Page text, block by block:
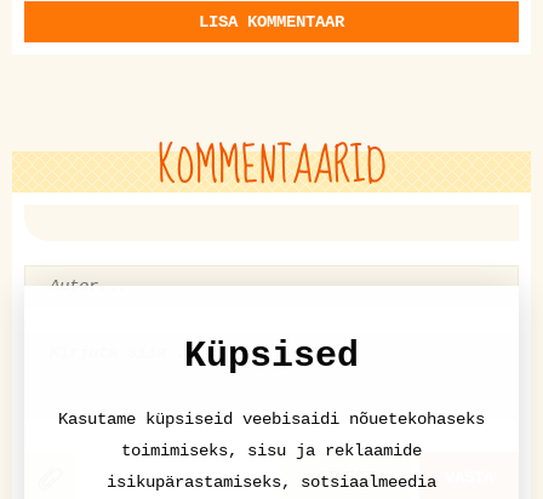
LISA KOMMENTAAR
KOMMENTAARID
KATKESTA
Küpsised
Kasutame küpsiseid veebisaidi nõuetekohaseks
toimimiseks, sisu ja reklaamide
isikupärastamiseks, sotsiaalmeedia